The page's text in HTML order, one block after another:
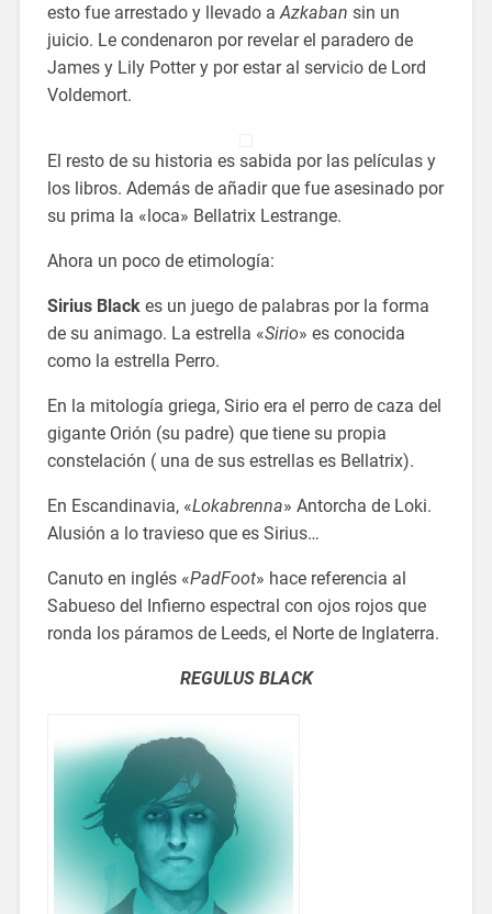
esto fue arrestado y llevado a Azkaban sin un
juicio. Le condenaron por revelar el paradero de
James y Lily Potter y por estar al servicio de Lord
Voldemort.
El resto de su historia es sabida por las películas y
los libros. Además de añadir que fue asesinado por
su prima la «loca» Bellatrix Lestrange.
Ahora un poco de etimología:
Sirius Black es un juego de palabras por la forma
de su animago. La estrella «Sirio» es conocida
como la estrella Perro.
En la mitología griega, Sirio era el perro de caza del
gigante Orión (su padre) que tiene su propia
constelación ( una de sus estrellas es Bellatrix).
En Escandinavia, «Lokabrenna» Antorcha de Loki.
Alusión a lo travieso que es Sirius…
Canuto en inglés «PadFoot» hace referencia al
Sabueso del Infierno espectral con ojos rojos que
ronda los páramos de Leeds, el Norte de Inglaterra.
REGULUS BLACK